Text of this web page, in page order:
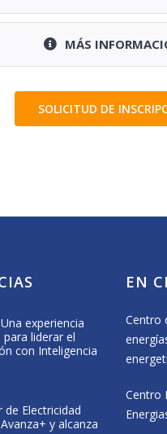
MÁS
SOLICITUD DE
experiencia
liderar el
con Inteligencia
de Electricidad
y alcanza
inclusión
proyecto
20 May, 2026
EN
Centro
Centro